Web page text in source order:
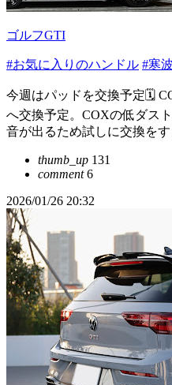
ゴルフGTI
#お気に入りのハンドル #寒
今週はパッドを交換予定🗓️
へ交換予定。COXの低ダス
音が出るため試しに交換を
thumb_up 131
comment6
2026/01/26 20:32